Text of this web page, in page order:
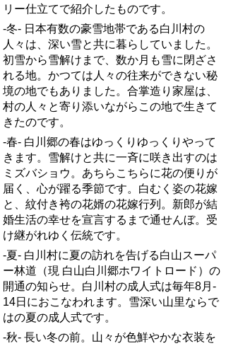
リー­仕立てで紹介したものです。
-冬- 日本有数の豪雪地帯である白川村の
人々は、深い雪と共に暮らしていました。
初雪から雪­解けまで、数か月も雪に閉ざさ
れる地。かつては人々の往来ができない秘
境の地でもあり­ました。合掌造り家屋は、
村の人々と寄り添いながらこの地で生きて
きたのです。
-春- 白川郷の春はゆっくりゆっくりやって
きます。雪解けと共に一斉に咲き出すのは
ミズバシ­ョウ。あちらこちらに花の便りが
届く、心が躍る季節です。白むく姿の花嫁
と、紋付き袴­の花婿の花嫁行列。新郎が結
婚生活の幸せを宣言するまで通せんぼ。受
け継がれゆく伝統­です。
-夏- 白川村に夏の訪れを告げる白山スーパ
ー林道（現 白山白川郷ホワイトロード）の
開通の知らせ。白川村の成人式は毎年8月­
14日におこなわれます。雪深い山里ならで
はの夏の成人式です。
-秋- 長い冬の前。山々が色鮮やかな衣装を